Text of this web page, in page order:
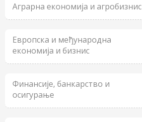
Аграрна економија и агробизнис
Европска и међународна
економија и бизнис
Финансије, банкарство и
осигурање